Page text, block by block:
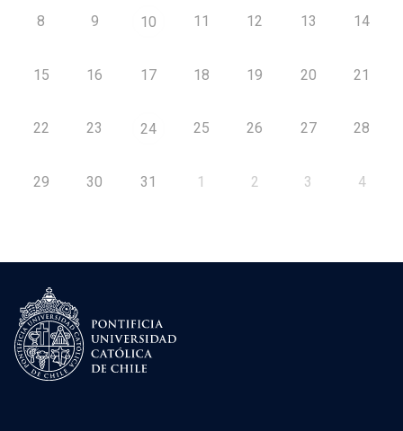
8 9 10 11 12 13 14
15 16 17 18 19 20 21
22 23 24 25 26 27 28
29 30 31 1 2 3 4